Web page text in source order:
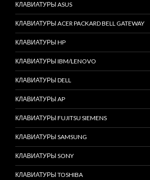
КЛАВИАТУРЫ ASUS
КЛАВИАТУРЫ ACER PACKARD BELL GATEWAY
КЛАВИАТУРЫ HP
КЛАВИАТУРЫ IBM/LENOVO
КЛАВИАТУРЫ DELL
КЛАВИАТУРЫ AP
КЛАВИАТУРЫ FUJITSU SIEMENS
КЛАВИАТУРЫ SAMSUNG
КЛАВИАТУРЫ SONY
КЛАВИАТУРЫ TOSHIBA